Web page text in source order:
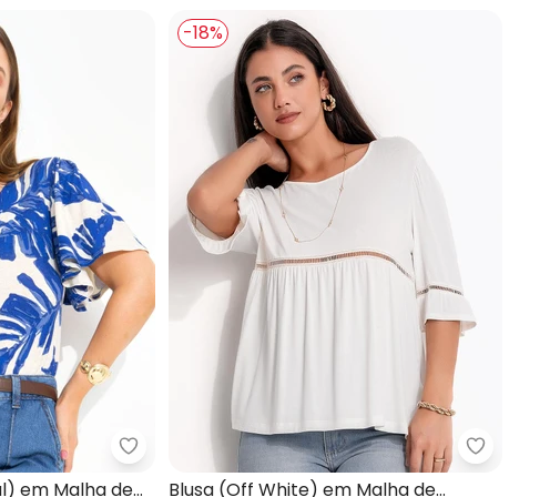
Color) em Malha de Viscose
Quintess - Blusa (Folhagem Azul) em Malha de
em Malha de
-18%
Quintess
Blusa (Off White) em Malha de